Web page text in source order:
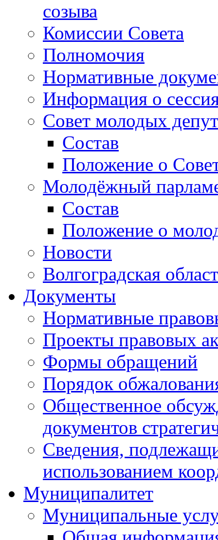
созыва
Комиссии Совета
Полномочия
Нормативные
Информация о
Совет молодых
Состав
Положение о
Молодёжный
Состав
Положение о
Новости
Волгоградская
Документы
Нормативные
Проекты правовых
Формы обращений
Порядок
Общественное
документов
Сведения,
использованием
Муниципалитет
Муниципальные